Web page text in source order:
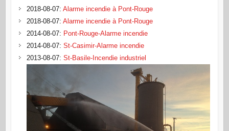
2018-08-07: Alarme incendie à Pont-Rouge
2018-08-07: Alarme incendie à Pont-Rouge
2014-08-07: Pont-Rouge-Alarme incendie
2014-08-07: St-Casimir-Alarme incendie
2013-08-07: St-Basile-Incendie industriel